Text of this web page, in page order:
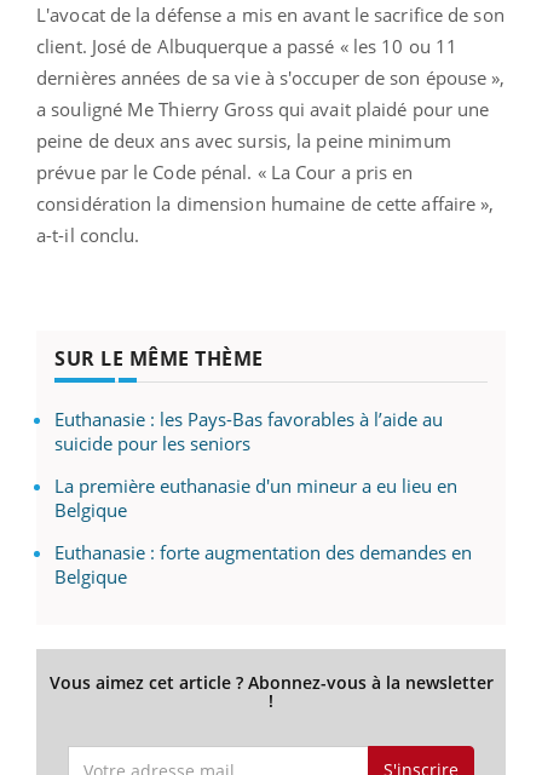
L'avocat de la défense a mis en avant le sacrifice de son
client. José de Albuquerque a passé « les 10 ou 11
dernières années de sa vie à s'occuper de son épouse »,
a souligné Me Thierry Gross qui avait plaidé pour une
peine de deux ans avec sursis, la peine minimum
prévue par le Code pénal. « La Cour a pris en
considération la dimension humaine de cette affaire »,
a-t-il conclu.
SUR LE MÊME THÈME
Euthanasie : les Pays-Bas favorables à l’aide au
suicide pour les seniors
La première euthanasie d'un mineur a eu lieu en
Belgique
Euthanasie : forte augmentation des demandes en
Belgique
Vous aimez cet article ? Abonnez-vous à la newsletter
!
S'inscrire